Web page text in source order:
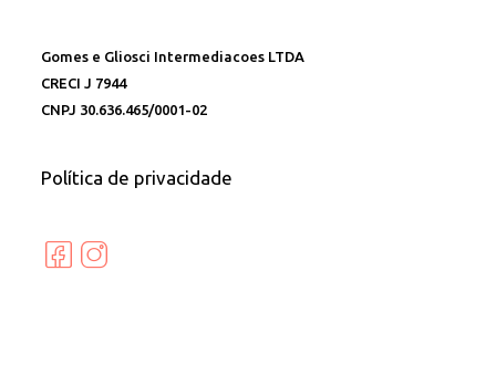
Gomes e Gliosci Intermediacoes LTDA
CRECI J 7944
CNPJ 30.636.465/0001-02
Política de privacidade